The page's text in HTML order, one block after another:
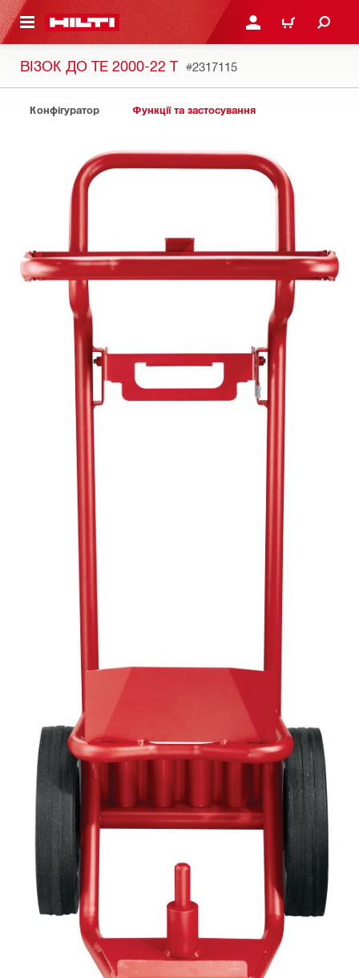
ЗМІСТУ УВІЙТИ АБО
КОШИК
ВІЗОК ДО TE 2000-22 T #2317115
Конфігуратор Функції та застосування